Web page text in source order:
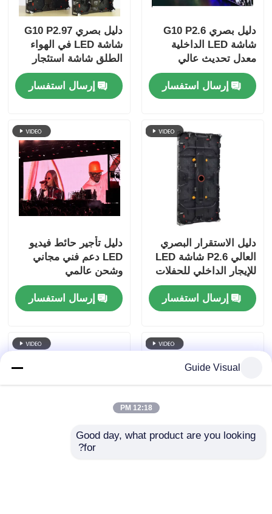
دليل بصري G10 P2.6
شاشة LED الداخلية
معدل تحديث عالي
لتطبيقات المسرح
المهنيةإرسال استفسار
دليل بصري G10 P2.97
شاشة LED في الهواء
الطلق شاشة استئجار
عالية السطوع للأحداث
في الهواء الطلق
إرسال استفسار
دليل الاستقرار البصري
العالي P2.6 شاشة LED
للإيجار الداخلي للحفلات
الموسيقية ، احتياطي
طاقة مزدوج 7680Hz
CE
إرسال استفسار
دليل تأجير حائط فيديو
LED دعم فني مجاني
وشحن عالمي
إرسال استفسار
Guide Visual
12:18 PM
Good day, what product are you looking
for?